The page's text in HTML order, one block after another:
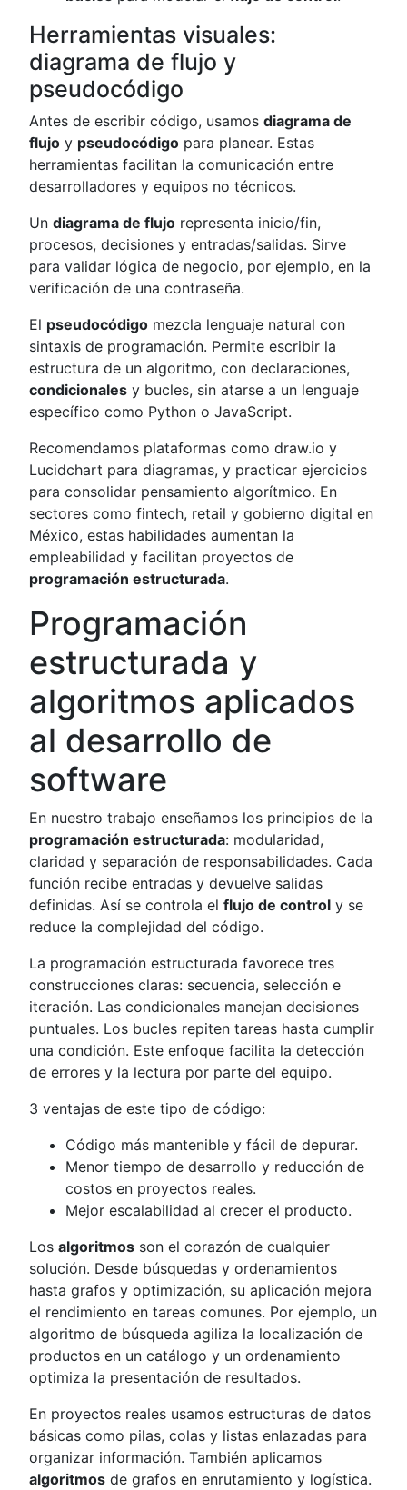
Herramientas visuales:
diagrama de flujo y
pseudocódigo
Antes de escribir código, usamosdiagrama de
flujo y pseudocódigo para planear. Estas
herramientas facilitan la comunicación entre
desarrolladores y equipos no técnicos.
Undiagrama de flujo representa inicio/fin,
procesos, decisiones y entradas/salidas. Sirve
para validar lógica de negocio, por ejemplo, en la
verificación de una contraseña.
El pseudocódigo mezcla lenguaje natural con
sintaxis de programación. Permite escribir la
estructura de un algoritmo, con declaraciones,
condicionales y bucles, sin atarse a un lenguaje
específico como Python o JavaScript.
Recomendamos plataformas como draw.io y
Lucidchart para diagramas, y practicar ejercicios
para consolidar pensamiento algorítmico. En
sectores como fintech, retail y gobierno digital en
México, estas habilidades aumentan la
empleabilidad y facilitan proyectos de
programación estructurada.
Programación
estructurada y
algoritmos aplicados
al desarrollo de
software
En nuestro trabajo enseñamos los principios de la
programación estructurada: modularidad,
claridad y separación de responsabilidades. Cada
función recibe entradas y devuelve salidas
definidas. Así se controla elflujo de control y se
reduce la complejidad del código.
La programación estructurada favorece tres
construcciones claras: secuencia, selección e
iteración. Las condicionales manejan decisiones
puntuales. Los bucles repiten tareas hasta cumplir
una condición. Este enfoque facilita la detección
de errores y la lectura por parte del equipo.
3 ventajas de este tipo de código:
Código más mantenible y fácil de depurar.
Menor tiempo de desarrollo y reducción de
costos en proyectos reales.
Mejor escalabilidad al crecer el producto.
Losalgoritmos son el corazón de cualquier
solución. Desde búsquedas y ordenamientos
hasta grafos y optimización, su aplicación mejora
el rendimiento en tareas comunes. Por ejemplo, un
algoritmo de búsqueda agiliza la localización de
productos en un catálogo y un ordenamiento
optimiza la presentación de resultados.
En proyectos reales usamos estructuras de datos
básicas como pilas, colas y listas enlazadas para
organizar información. También aplicamos
algoritmos de grafos en enrutamiento y logística.